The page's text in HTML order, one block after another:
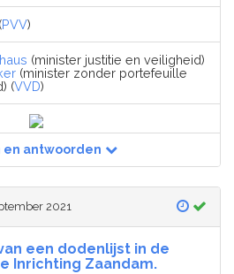
(PVV)
(minister justitie en veiligheid)
(minister zonder portefeuille
(VVD)
en antwoorden
2021
een dodenlijst in de
Inrichting Zaandam.